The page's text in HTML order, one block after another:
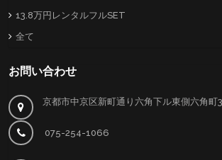
13.8万円レンタルフルSET
全て
お問い合わせ
京都市中京区新町通り六角下ル東側六角町
075-254-1066